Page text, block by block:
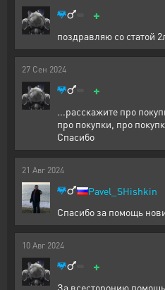
+
поздравляю со статой
27 Сен 2024
+
...расскажите про
про покупки, про
Спасибо
21 Авг 2024
Pavel_SHishkin
Спасибо за помощь
10 Авг 2024
+
За всесторонию